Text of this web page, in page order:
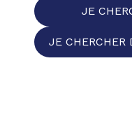
JE
JE CHERCHER